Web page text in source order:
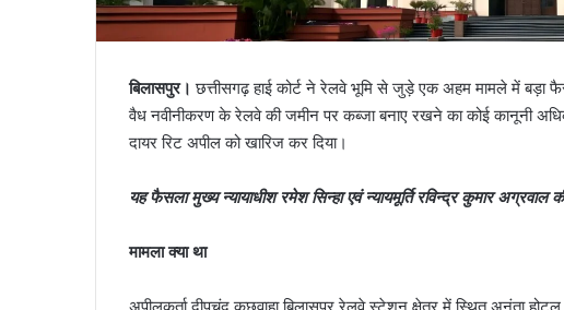
बिलासपुर।छत्तीसगढ़ हाई कोर्ट ने रेलवे भूमि से जुड़े एक अहम मामले में बड़ा
वैध नवीनीकरण के रेलवे की जमीन पर कब्जा बनाए रखने का कोई कानूनी
दायर रिट अपील को खारिज कर दिया।
यह फैसला मुख्य न्यायाधीश रमेश सिन्हा एवं न्यायमूर्ति रविन्द्र कुमार
मामला क्या था